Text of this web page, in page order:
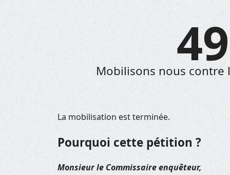
Mobilisons nous
La mobilisation est terminée.
Pourquoi cette pétition ?
Monsieur le Commissaire enquêteur,